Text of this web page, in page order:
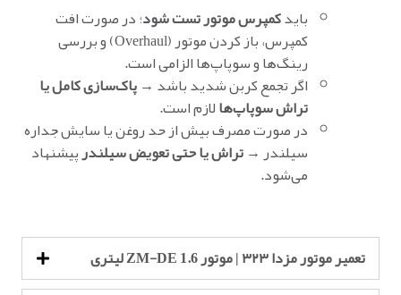
بایدکمپرس موتور تست شود؛ در صورت افت
کمپرس، باز کردن موتور (Overhaul) و بررسی
رینگ‌ها و سوپاپ‌ها الزامی است.
اگر تجمع کربن شدید باشد →پاک‌سازی کامل یا
تراش سوپاپ‌هالازم است.
در صورت مصرف بیش از حد روغن یا سایش جداره
سیلندر →تراش یا حتی تعویض سیلندرپیشنهاد
می‌شود.
تعمیر موتور مزدا ۳۲۳ | موتور ZM-DE 1.6 لیتری